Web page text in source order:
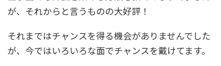
が、それからと言うものの大好評！
それまではチャンスを得る機会がありませんでした
が、今ではいろいろな面でチャンスを戴けてます。